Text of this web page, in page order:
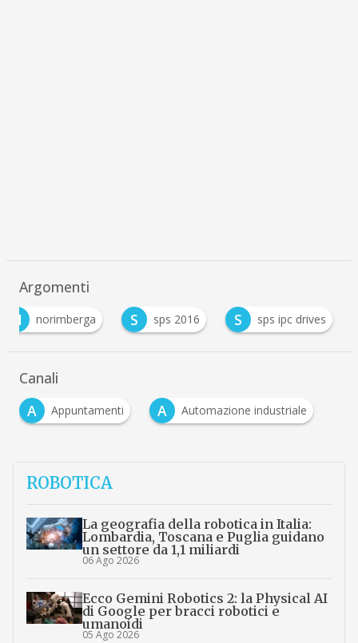
Argomenti
N
norimberga S sps 2016 S sps ipc drives
Canali
A
Appuntamenti A Automazione industriale
ROBOTICA
La geografia della robotica in Italia:
Lombardia, Toscana e Puglia guidano
un settore da 1,1 miliardi
06 Ago 2026
Ecco Gemini Robotics 2: la Physical AI
di Google per bracci robotici e
umanoidi
05 Ago 2026